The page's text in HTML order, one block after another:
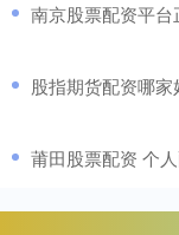
南京股票配资平
股指期货配资哪
莆田股票配资 个